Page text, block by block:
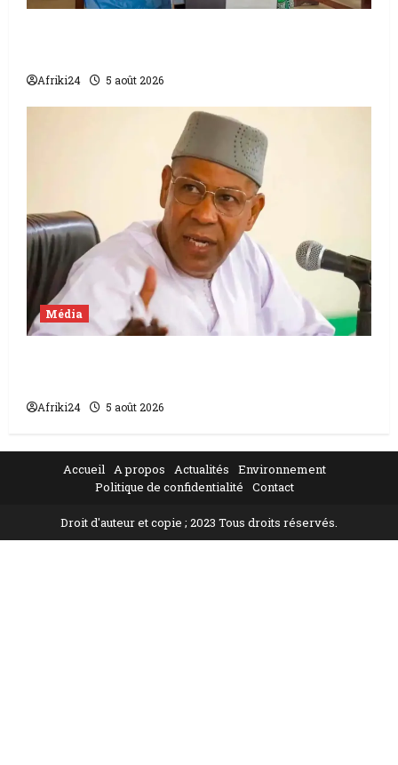
Afriki24 5 août 2026
Média
Afriki24 5 août 2026
Accueil A propos Actualités
Environnement
Politique de confidentialité
Contact
Droit d'auteur et copie ; 2023 Tous droits réservés.